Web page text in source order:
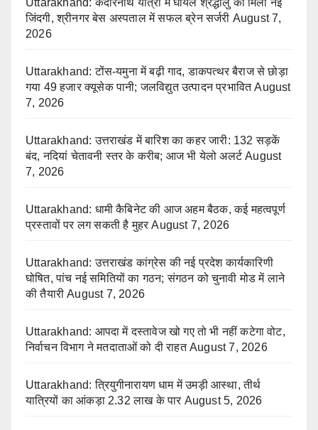
Uttarakhand: केदारनाथ यात्रा में घायल श्रद्धालु को मिली नई
जिंदगी, श्रीनगर बेस अस्पताल में सफल ब्रेन सर्जरी August 7,
2026
Uttarakhand: टोंस-यमुना में बढ़ी गाद, डाकपत्थर बैराज से छोड़ा
गया 49 हजार क्यूसेक पानी; जलविद्युत उत्पादन प्रभावित August
7, 2026
Uttarakhand: उत्तराखंड में बारिश का कहर जारी: 132 सड़कें
बंद, नदियां चेतावनी स्तर के करीब; आज भी येलो अलर्ट August
7, 2026
Uttarakhand: धामी कैबिनेट की आज अहम बैठक, कई महत्वपूर्ण
प्रस्तावों पर लग सकती है मुहर August 7, 2026
Uttarakhand: उत्तराखंड कांग्रेस की नई प्रदेश कार्यकारिणी
घोषित, पांच नई समितियों का गठन; संगठन को चुनावी मोड में लाने
की तैयारी August 7, 2026
Uttarakhand: आपदा में दस्तावेज खो गए तो भी नहीं कटेगा वोट,
निर्वाचन विभाग ने मतदाताओं को दी राहत August 7, 2026
Uttarakhand: त्रियुगीनारायण धाम में उमड़ी आस्था, तीर्थ
यात्रियों का आंकड़ा 2.32 लाख के पार August 5, 2026